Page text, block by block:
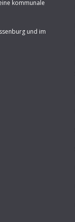
kommunale
und im